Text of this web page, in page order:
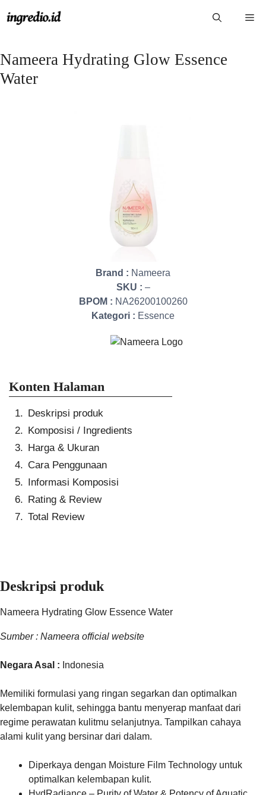
ke
Nameera Hydrating Glow Essence
Water
Brand : Nameera
SKU : –
BPOM : NA26200100260
Kategori : Essence
Konten Halaman
Deskripsi produk
Komposisi / Ingredients
Harga & Ukuran
Cara Penggunaan
Informasi Komposisi
Rating & Review
Total Review
Deskripsi produk
Nameera Hydrating Glow Essence Water
Sumber : Nameera official website
Negara Asal : Indonesia
Memiliki formulasi yang ringan segarkan dan optimalkan
kelembapan kulit, sehingga bantu menyerap manfaat dari
regime perawatan kulitmu selanjutnya. Tampilkan cahaya
alami kulit yang bersinar dari dalam.
Diperkaya dengan Moisture Film Technology untuk
optimalkan kelembapan kulit.